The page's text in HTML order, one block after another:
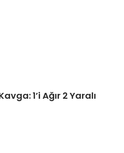
1’i Ağır 2 Yaralı